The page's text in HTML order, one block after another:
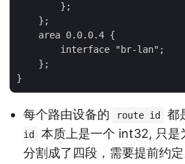
        };
    };
    area 0.0.0.4 {
        interface "br-lan";
    };
每个路由设备的 route id 都
id
本质上是一个 int32, 只是
分割成了四段，需要提前约